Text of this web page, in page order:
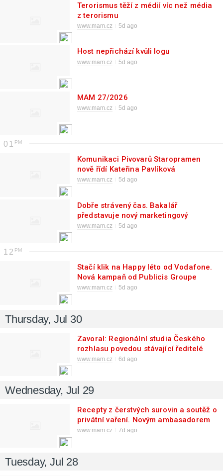
Terorismus těží z médií víc než média
z terorismu
www.mam.cz 5d ago
Host nepřichází kvůli logu
www.mam.cz 5d ago
MAM 27/2026
www.mam.cz 5d ago
01
Komunikaci Pivovarů Staropramen
nově řídí Kateřina Pavlíková
www.mam.cz 5d ago
Dobře strávený čas. Bakalář
představuje nový marketingový
koncept
www.mam.cz 5d ago
12
Stačí klik na Happy léto od Vodafone.
Nová kampaň od Publicis Groupe
představuje věrnostní program
www.mam.cz 5d ago
Thursday, Jul 30
Zavoral: Regionální studia Českého
rozhlasu povedou stávající ředitelé
www.mam.cz 6d ago
Wednesday, Jul 29
Recepty z čerstvých surovin a soutěž o
privátní vaření. Novým ambasadorem
Košíku se stal Roman Staša
www.mam.cz 7d ago
Tuesday, Jul 28